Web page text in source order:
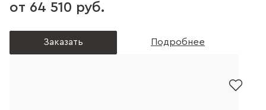
от 64 510 руб.
Заказать Подробнее